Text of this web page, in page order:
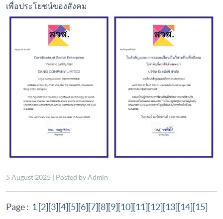
เพื่อประโยชน์ของสังคม
5 August 2025 | Posted by Admin
Page : 1 [2][3][4][5][6][7][8][9][10][11][12][13][14][15]